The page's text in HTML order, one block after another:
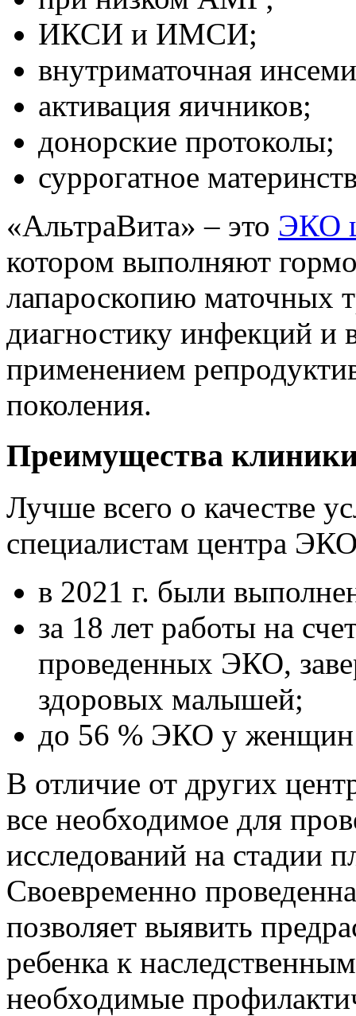
ИКСИ и ИМСИ;
внутриматочная
активация яичников;
донорские протоколы;
суррогатное
«АльтраВита» – это ЭКО
котором выполняют
лапароскопию маточных
диагностику инфекций и
применением
поколения.
Преимущества
Лучше всего о качестве
специалистам центра
в 2021 г. были
за 18 лет работы на
проведенных ЭКО,
здоровых малышей;
до 56 % ЭКО у женщин
В отличие от других
все необходимое для
исследований на стадии
Своевременно
позволяет выявить
ребенка к
необходимые